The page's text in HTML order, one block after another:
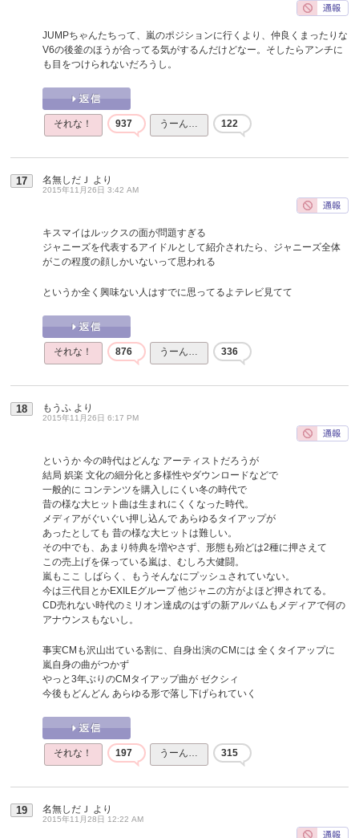
JUMPちゃんたちって、嵐のポジションに行くより、仲良くまったりな
V6の後釜のほうが合ってる気がするんだけどなー。そしたらアンチに
も目をつけられないだろうし。
それな！ 937 うーん… 122
17 名無しだＪ より
2015年11月26日 3:42 AM
キスマイはルックスの面が問題すぎる
ジャニーズを代表するアイドルとして紹介されたら、ジャニーズ全体
がこの程度の顔しかいないって思われる
というか全く興味ない人はすでに思ってるよテレビ見てて
それな！ 876 うーん… 336
18 もうふ より
2015年11月26日 6:17 PM
というか 今の時代はどんな アーティストだろうが
結局 娯楽 文化の細分化と多様性やダウンロードなどで
一般的に コンテンツを購入しにくい冬の時代で
昔の様な大ヒット曲は生まれにくくなった時代。
メディアがぐいぐい押し込んで あらゆるタイアップが
あったとしても 昔の様な大ヒットは難しい。
その中でも、あまり特典を増やさず、形態も殆どは2種に押さえて
この売上げを保っている嵐は、むしろ大健闘。
嵐もここ しばらく、もうそんなにプッシュされていない。
今は三代目とかEXILEグループ 他ジャニの方がよほど押されてる。
CD売れない時代のミリオン達成のはずの新アルバムもメディアで何の
アナウンスもないし。
事実CMも沢山出ている割に、自身出演のCMには 全くタイアップに
嵐自身の曲がつかず
やっと3年ぶりのCMタイアップ曲が ゼクシィ
今後もどんどん あらゆる形で落し下げられていく
それな！ 197 うーん… 315
19 名無しだＪ より
2015年11月28日 12:22 AM